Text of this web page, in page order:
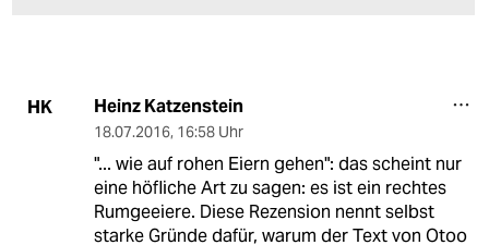
HK Heinz Katzenstein
18.07.2016, 16:58 Uhr
"... wie auf rohen Eiern gehen": das scheint nur
eine höfliche Art zu sagen: es ist ein rechtes
Rumgeeiere. Diese Rezension nennt selbst
starke Gründe dafür, warum der Text von Otoo